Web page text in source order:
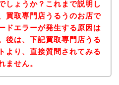
しょうか？これまで説明し
買取専門店うるうのお店で
ドエラーが発生する原因は
後は、下記買取専門店うる
より、直接質問されてみる
ません。